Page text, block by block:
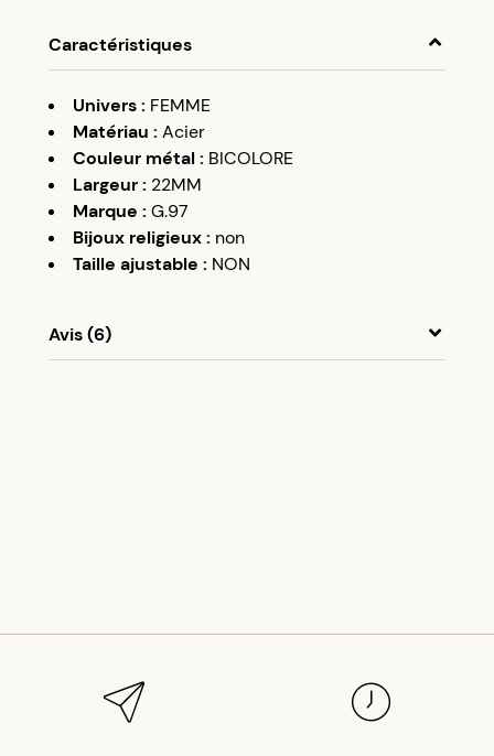
Caractéristiques
Univers: FEMME
Matériau : Acier
Couleur métal: BICOLORE
Largeur: 22MM
Marque : G.97
Bijoux religieux: non
Taille ajustable : NON
Avis (6)
Je suis très très déçue et ne vais pas m'en servir